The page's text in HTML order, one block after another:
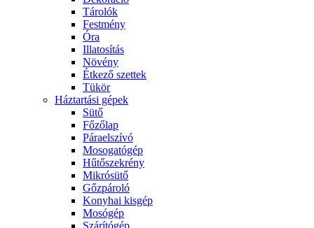
Tárolók
Festmény
Óra
Illatosítás
Növény
Étkező szettek
Tükör
Háztartási gépek
Sütő
Főzőlap
Páraelszívó
Mosogatógép
Hűtőszekrény
Mikrósütő
Gőzpároló
Konyhai kisgép
Mosógép
Szárítógép